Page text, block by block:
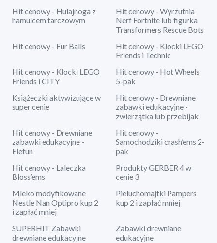
Hit cenowy - Hulajnoga z
hamulcem tarczowym
Hit cenowy - Wyrzutnia
Nerf Fortnite lub figurka
Transformers Rescue Bots
Hit cenowy - Fur Balls
Hit cenowy - Klocki LEGO
Friends i Technic
Hit cenowy - Klocki LEGO
Friends i CITY
Hit cenowy - Hot Wheels
5-pak
Książeczki aktywizujące w
super cenie
Hit cenowy - Drewniane
zabawki edukacyjne -
zwierzątka lub przebijak
Hit cenowy - Drewniane
zabawki edukacyjne -
Elefun
Hit cenowy -
Samochodziki crash’ems 2-
pak
Hit cenowy - Laleczka
Bloss’ems
Produkty GERBER 4 w
cenie 3
Mleko modyfikowane
Nestle Nan Optipro kup 2
i zapłać mniej
Pieluchomajtki Pampers
kup 2 i zapłać mniej
SUPERHIT Zabawki
drewniane edukacyjne
Zabawki drewniane
edukacyjne